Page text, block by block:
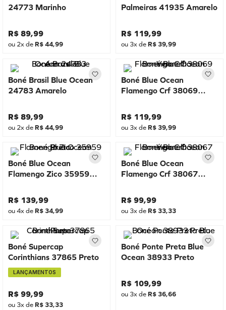
24773 Marinho
R$ 89,99
ou 2x de R$44,99
Palmeiras 41935 Amarelo
R$ 119,99
ou 3x de R$ 39,99
Boné Brasil Blue Ocean
24783 Amarelo
R$ 89,99
ou 2x de R$44,99
Boné Blue Ocean
Flamengo Crf 38069
R$ 119,99
ou 3x de R$ 39,99
Boné Blue Ocean
Flamengo Zico 35959
R$ 139,99
ou4x de R$ 34,99
Boné Blue Ocean
Flamengo Crf 38067
R$ 99,99
ou 3x de R$ 33,33
Boné Supercap
Corinthians 37865 Preto
LANÇAMENTOS
R$ 99,99
ou 3x de R$ 33,33
Boné Ponte Preta Blue
Ocean 38933 Preto
R$ 109,99
ou 3x de R$ 36,66